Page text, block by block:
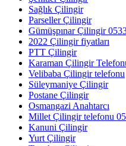
Sağlık Çilingir
Parseller Çilingir
Gümüşpınar Çilingir
2022 Çilingir fiyatları
PTT Çilingir
Karaman Çilingir
Velibaba Çilingir telefonu
Süleymaniye Çilingir
Postane Çilingir
Osmangazi Anahtarcı
Millet Çilingir telefonu
Kanuni Çilingir
Yurt Çilingir